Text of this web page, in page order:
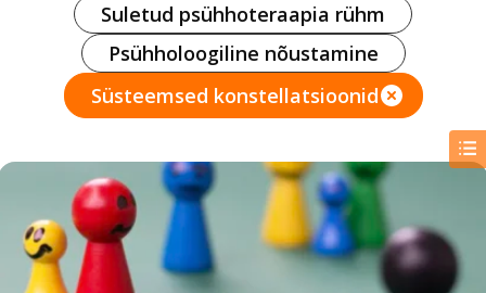
Suletud psühhoteraapia rühm
Psühholoogiline nõustamine
Süsteemsed konstellatsioonid